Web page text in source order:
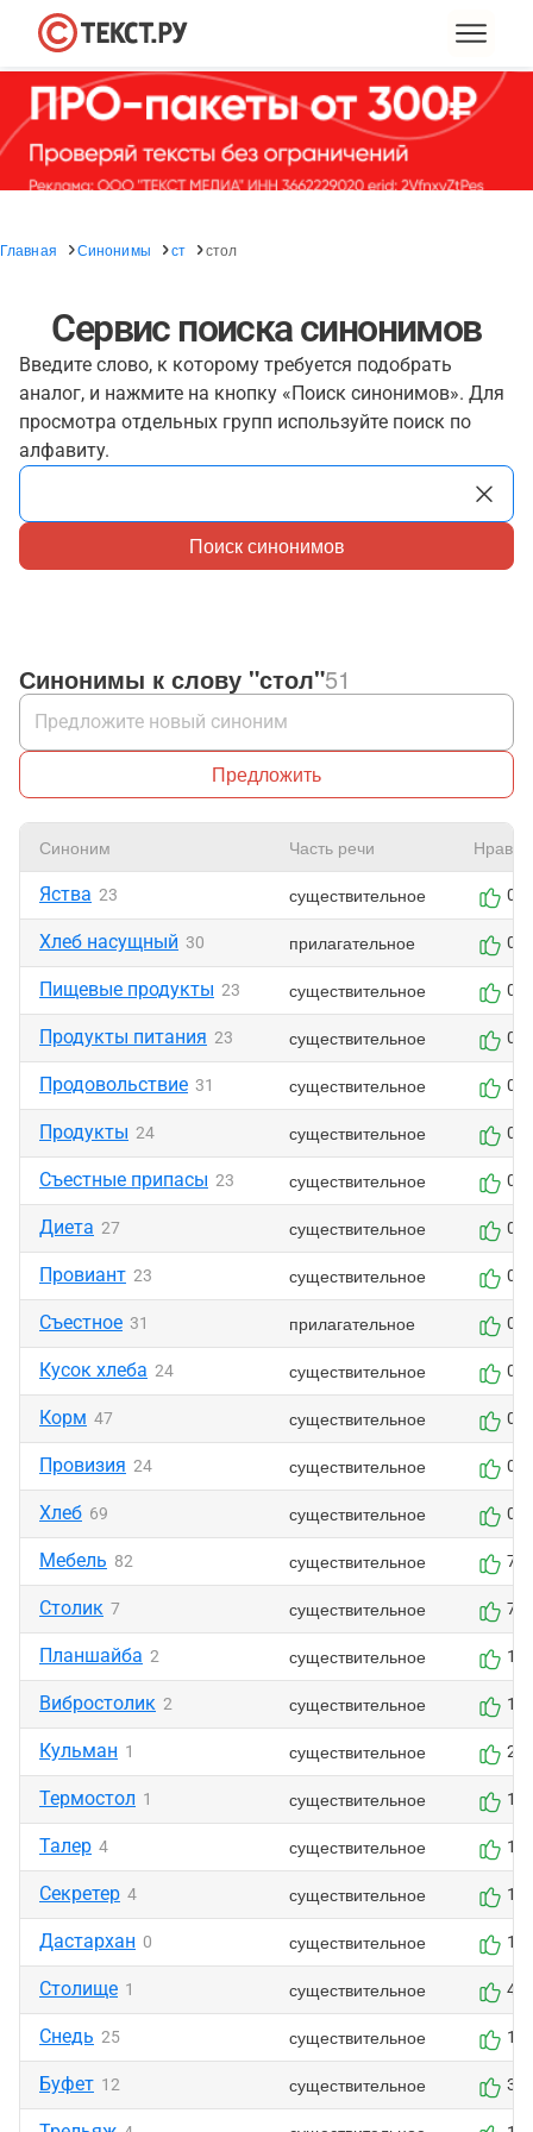
Главная Синонимы ст стол
Сервис поиска синонимов
Введите слово, к которому требуется подобрать
аналог, и нажмите на кнопку «Поиск синонимов». Для
просмотра отдельных групп используйте поиск по
алфавиту.
Поиск синонимов
Синонимы к слову "стол"51
Предложить
Синоним Часть речи
Яства 23 существительное 0
Хлеб насущный 30 прилагательное 0
Пищевые продукты 23 существительное 0
Продукты питания 23 существительное 0
Продовольствие 31 существительное 0
Продукты 24 существительное 0
Съестные припасы 23 существительное 0
Диета 27 существительное 0
Провиант 23 существительное 0
Съестное 31 прилагательное 0
Кусок хлеба 24 существительное 0
Корм 47 существительное 0
Провизия 24 существительное 0
Хлеб 69 существительное 0
Мебель 82 существительное 7
Столик 7 существительное 7
Планшайба 2 существительное 1
Вибростолик 2 существительное 1
Кульман 1 существительное 2
Термостол 1 существительное 1
Талер 4 существительное 1
Секретер 4 существительное 1
Дастархан 0 существительное 1
Столище 1 существительное 4
Снедь 25 существительное 1
Буфет 12 существительное 3